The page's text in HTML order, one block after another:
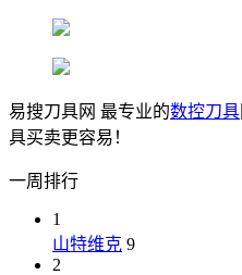
易搜刀具网 最专业的数控刀具
具买卖更容易！
一周排行
1
山特维克 9
2